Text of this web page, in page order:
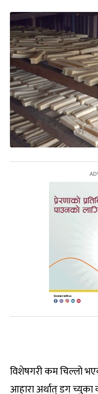
विशेषगरी कम चिल्लो
आहारा अर्थात् डग च्युका